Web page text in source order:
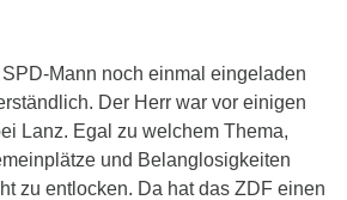
Mann noch einmal eingeladen
Der Herr war vor einigen
Lanz. Egal zu welchem Thema,
und Belanglosigkeiten
zu entlocken. Da hat das ZDF einen